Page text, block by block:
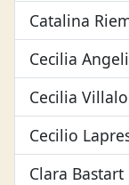
Catalina
Cecilia
Cecilia
Cecilio
Clara Bastart